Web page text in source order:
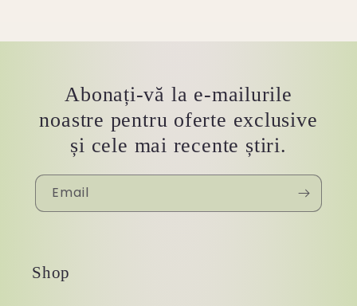
Abonați-vă la e-mailurile
noastre pentru oferte exclusive
și cele mai recente știri.
Email
Shop